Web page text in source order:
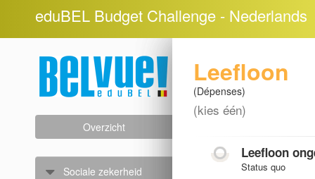
eduBEL Budget Challenge - Nederlands
Overzicht
Sociale zekerheid
Leefloon
(Dépenses)
(kies één)
Leefloon
Status quo